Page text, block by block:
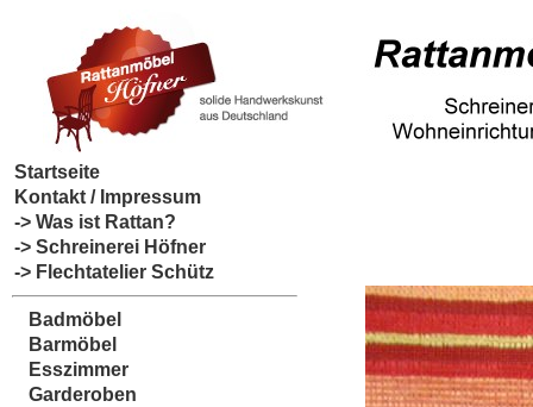
Startseite
Kontakt / Impressum
-> Was ist Rattan?
-> Schreinerei Höfner
-> Flechtatelier Schütz
Badmöbel
Barmöbel
Esszimmer
Garderoben